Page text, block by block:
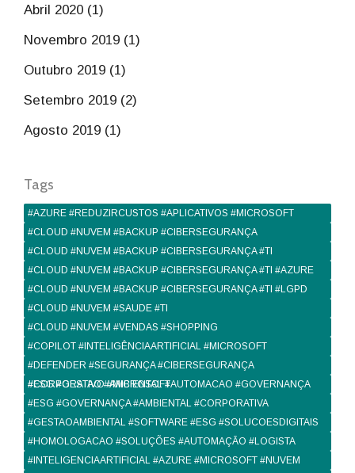
Abril 2020 (1)
Novembro 2019 (1)
Outubro 2019 (1)
Setembro 2019 (2)
Agosto 2019 (1)
Tags
#AZURE #REDUZIRCUSTOS #APLICATIVOS #MICROSOFT
#CLOUD #NUVEM #BACKUP #CIBERSEGURANÇA
#CLOUD #NUVEM #BACKUP #CIBERSEGURANÇA #TI
#CLOUD #NUVEM #BACKUP #CIBERSEGURANÇA #TI #AZURE
#CLOUD #NUVEM #BACKUP #CIBERSEGURANÇA #TI #LGPD
#CLOUD #NUVEM #SAUDE #TI
#CLOUD #NUVEM #VENDAS #SHOPPING
#COPILOT #INTELIGÊNCIAARTIFICIAL #MICROSOFT
#DEFENDER #SEGURANÇA #CIBERSEGURANÇA
#CORPORATIVO #MICROSOFT
#ESG #GESTAO #AMBIENTAL #AUTOMACAO #GOVERNANÇA
#ESG #GOVERNANÇA #AMBIENTAL #CORPORATIVA
#GESTAOAMBIENTAL #SOFTWARE #ESG #SOLUCOESDIGITAIS
#HOMOLOGACAO #SOLUÇÕES #AUTOMAÇÃO #LOGISTA
#INTELIGENCIAARTIFICIAL #AZURE #MICROSOFT #NUVEM